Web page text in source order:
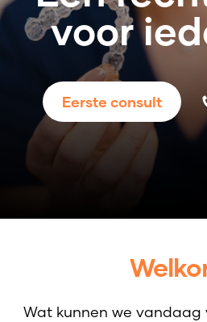
voor
Eerste consult
Wat kunnen we vandaag